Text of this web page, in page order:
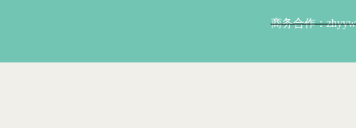
商务合作：